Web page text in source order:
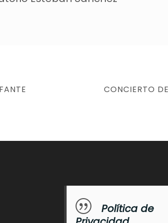
NEXT
CONCIERTO
Política de